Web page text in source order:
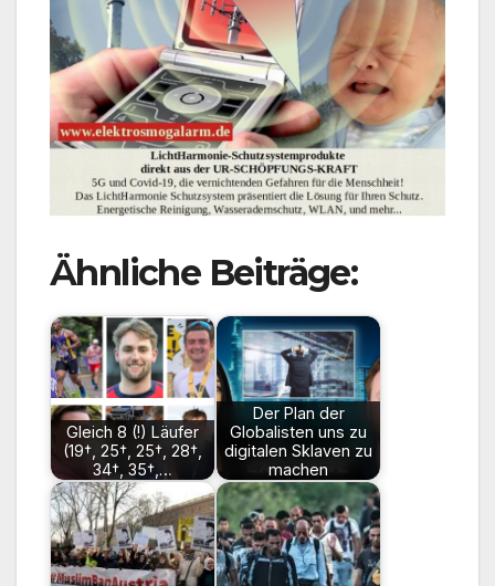
Ähnliche Beiträge:
Gleich 8 (!) Läufer
(19†, 25†, 25†, 28†,
34†, 35†,…
Der Plan der
Globalisten uns zu
digitalen Sklaven zu
machen